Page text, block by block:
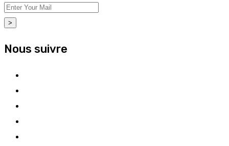
>
Nous suivre